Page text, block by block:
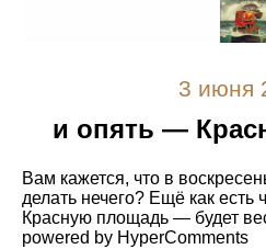
3 июня
и опять —
Вам кажется, что в
делать нечего? Ещё как есть
Красную площадь — будет
powered by HyperComments